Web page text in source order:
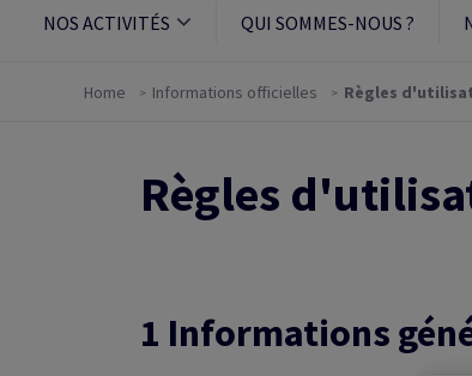
NOS ACTIVITÉS QUI SOMMES-NOUS ?
Home Informations officielles Règles
Règles
1 Informations